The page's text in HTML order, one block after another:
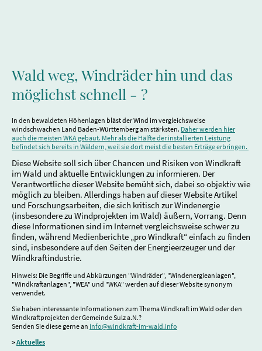
Wald weg, Windräder hin und das
möglichst schnell - ?
In den bewaldeten Höhenlagen bläst der Wind im vergleichsweise
windschwachen Land Baden-Württemberg am stärksten. Daher werden hier
auch die meisten WKA gebaut. Mehr als die Hälfte der installierten Leistung
befindet sich bereits in Wäldern, weil sie dort meist die besten Erträge erbringen.
Diese Website soll sich über Chancen und Risiken von Windkraft
im Wald und aktuelle Entwicklungen zu informieren. Der
Verantwortliche dieser Website bemüht sich, dabei so objektiv wie
möglich zu bleiben. Allerdings haben auf dieser Website Artikel
und Forschungsarbeiten, die sich kritisch zur Windenergie
(insbesondere zu Windprojekten im Wald) äußern, Vorrang. Denn
diese Informationen sind im Internet vergleichsweise schwer zu
finden, während Medienberichte „pro Windkraft“ einfach zu finden
sind, insbesondere auf den Seiten der Energieerzeuger und der
Windkraftindustrie.
Hinweis: Die Begriffe und Abkürzungen "Windräder", "Windenergieanlagen",
"Windkraftanlagen", "WEA" und "WKA" werden auf dieser Website synonym
verwendet.
Sie haben interessante Informationen zum Thema Windkraft im Wald oder den
Windkraftprojekten der Gemeinde Sulz a.N.?
Senden Sie diese gerne an info@windkraft-im-wald.info
>Aktuelles